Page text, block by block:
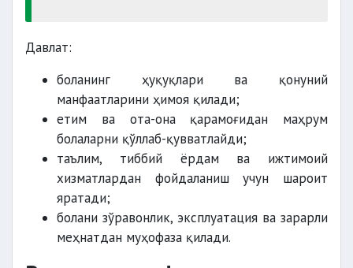
Давлат:
боланинг ҳуқуқлари ва қонуний
манфаатларини ҳимоя қилади;
етим ва ота-она қарамоғидан маҳрум
болаларни қўллаб-қувватлайди;
таълим, тиббий ёрдам ва ижтимоий
хизматлардан фойдаланиш учун шароит
яратади;
болани зўравонлик, эксплуатация ва зарарли
меҳнатдан муҳофаза қилади.